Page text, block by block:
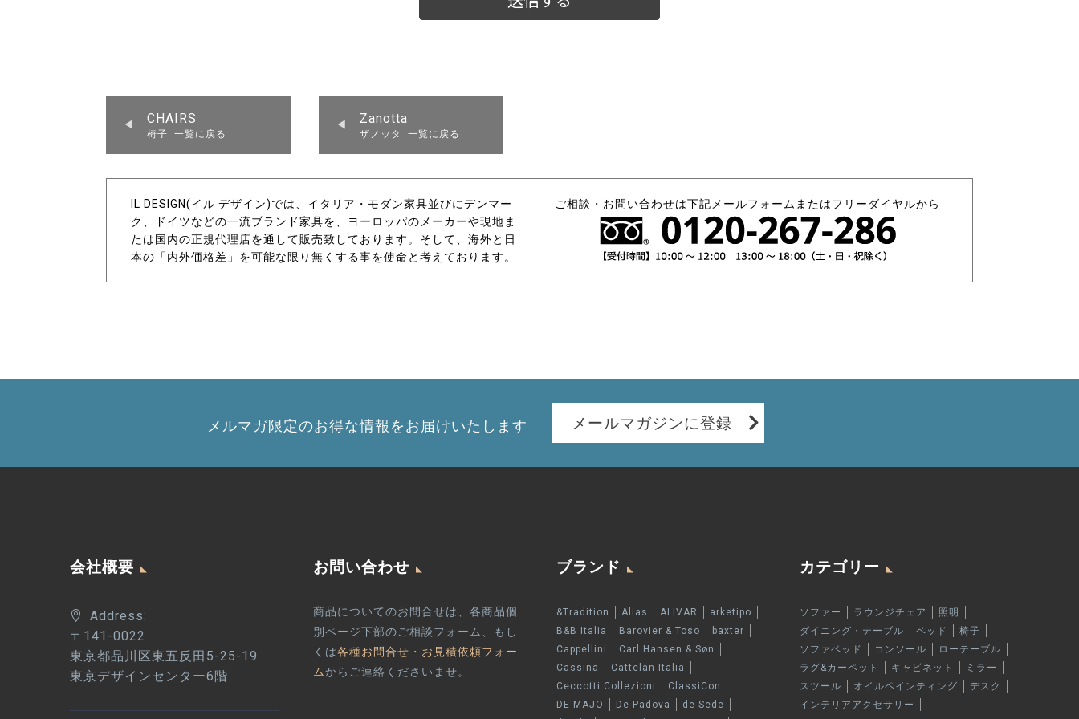
CHAIRS
椅子 一覧に戻る
Zanotta
ザノッタ 一覧に戻る
IL DESIGN(イル デザイン)では、イタリア・モダン家具並びにデンマー
ク、ドイツなどの一流ブランド家具を、ヨーロッパのメーカーや現地ま
たは国内の正規代理店を通して販売致しております。そして、海外と日
本の「内外価格差」を可能な限り無くする事を使命と考えております。
ご相談・お問い合わせは下記メールフォームまたはフリーダイヤルから
メルマガ限定のお得な情報をお届けいたします メールマガジンに登録
会社概要
Address:
〒141-0022
東京都品川区東五反田5-25-19
東京デザインセンター6階
お問い合わせ
商品についてのお問合せは、各商品個
別ページ下部のご相談フォーム、もし
くは各種お問合せ・お見積依頼フォー
ムからご連絡くださいませ。
ブランド
&Tradition Alias ALIVAR
arketipo
B&B Italia
Barovier & Toso
baxter
Cappellini
Carl Hansen & Søn
Cassina
Cattelan Italia
Ceccotti Collezioni
ClassiCon
DE MAJO
De Padova
de Sede
カテゴリー
ソファー ラウンジチェア
照明
ダイニング・テーブル
ベッド
椅子
ソファベッド
コンソール
ローテーブル
ラグ&カーペット
キャビネット
ミラー
スツール
オイルペインティング
デスク
インテリアアクセサリー